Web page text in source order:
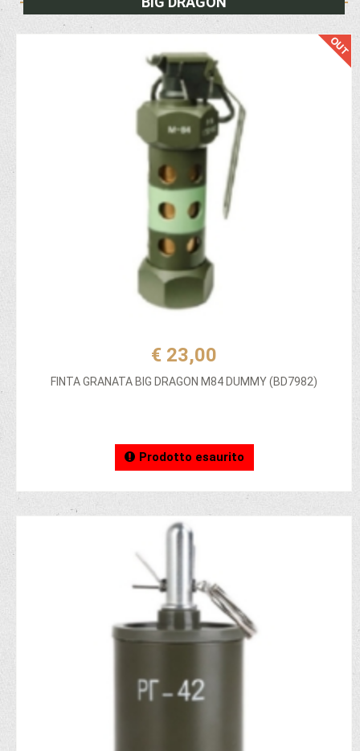
€ 23,00
FINTA GRANATA BIG DRAGON M84 DUMMY (BD7982)
Prodotto esaurito